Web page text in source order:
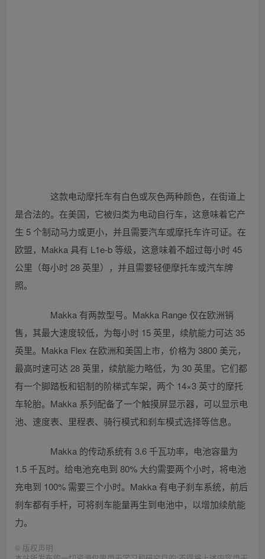
这款电动摩托车有白色或灰色两种颜色，在街道上
是合法的。在美国，它被归类为电动自行车，这意味着它产
生 5 个制动马力或更小，并且需要汽车或摩托车许可证。在
欧盟，Makka 具有 L1e-b 等级，这意味着不超过每小时 45
公里（每小时 28 英里），并且需要轻便摩托车或汽车牌
照。
Makka 有两款型号。Makka Range 仅在欧洲销
售，其最大速度较低，为每小时 15 英里，续航能力可达 35
英里。Makka Flex 在欧洲和美国上市，价格为 3800 美元，
最高时速可达 28 英里，续航能力略低，为 30 英里。它们都
有一个脚踏板和铝制的阶梯式车架，两个 14×3 英寸的摩托
车轮胎。Makka 系列配备了一个触摸屏显示器，可以显示电
池、速度表、里程表、骑行模式和刹车模式选择等信息。
Makka 的传动系统有 3.6 千瓦功率，电池容量为
1.5 千瓦时。给电池充电到 80% 大约需要两个小时，将电池
充电到 100% 需要三个小时。Makka 有电子刹车系统，前后
刹车都有手杆，可将刹车能量再生到电池中，以增加续航能
力。
© 版权声明